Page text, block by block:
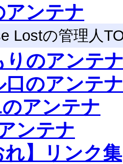
アンテナ
Lostの管理人
りのアンテ
口のアンテナ
アンテナ
ンテナ
れ】リンク集